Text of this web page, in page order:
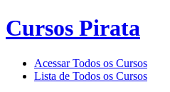
Cursos Pirata
Acessar Todos os Cursos
Lista de Todos os Cursos